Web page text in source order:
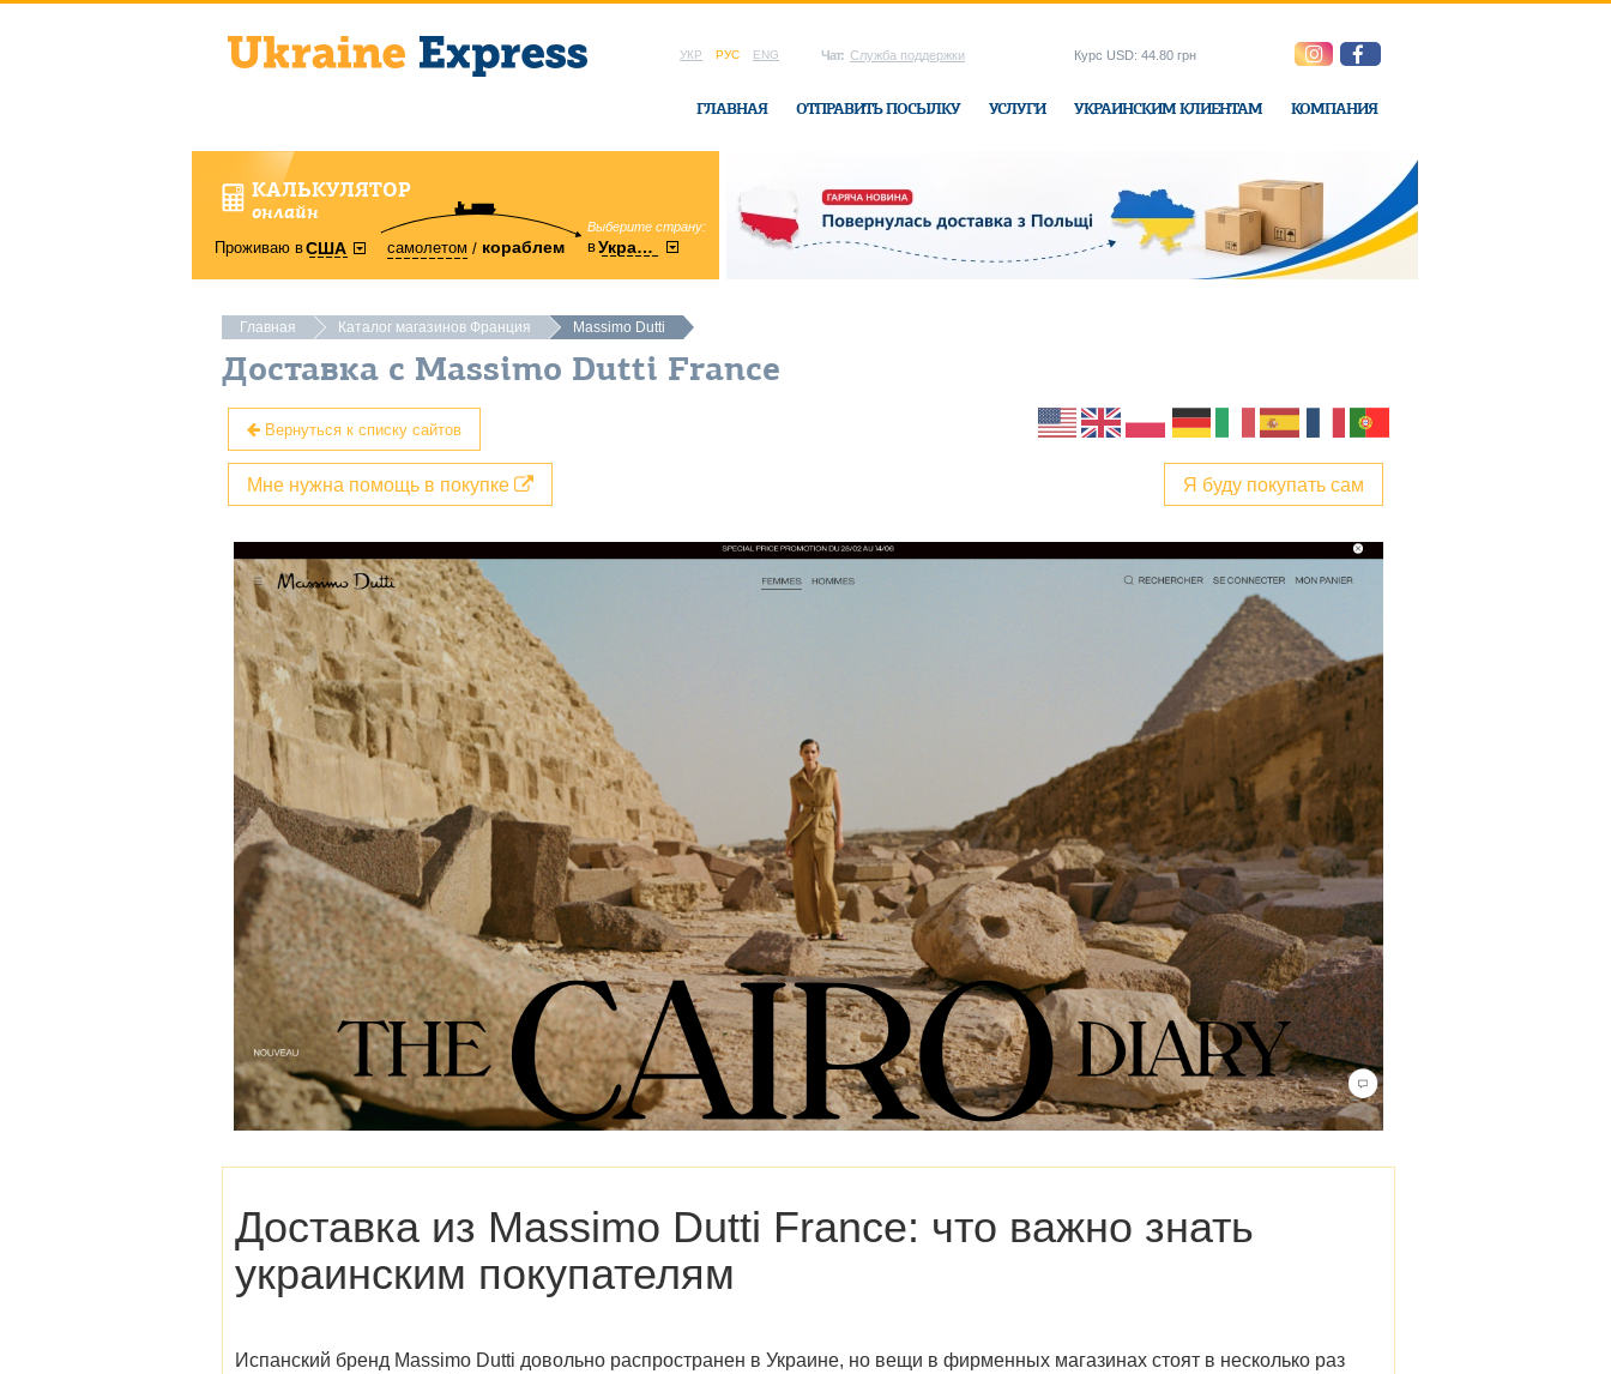
УКР РУС ENG Чат: Служба поддержки
ГЛАВНАЯ ОТПРАВИТЬ ПОСЫЛКУ УСЛУГИ УКРАИНСКИМ КЛИЕНТАМ КОМПАНИЯ
Курс USD: 44.80 грн
КАЛЬКУЛЯТОР
онлайн
Проживаю вСША самолетом кораблем
Выберите страну:
вУкраину
область:
Винницкая в офисе Ukraine-Express
Главная Каталог магазинов Франция Massimo Dutti
Доставка с Massimo Dutti France
Вернуться к списку сайтов
Я буду покупать сам
Мне нужна помощь в покупке
Доставка из Massimo Dutti France: что важно знать
украинским покупателям
Испанский бренд Massimo Dutti довольно распространен в Украине, но вещи в фирменных магазинах стоят в несколько раз